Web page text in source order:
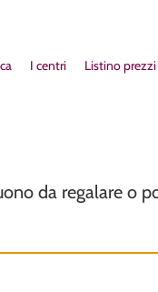
I centri Listino prezzi
da regalare o